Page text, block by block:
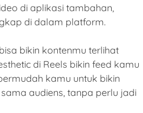
di aplikasi tambahan,
di dalam platform.
bikin kontenmu terlihat
di Reels bikin feed kamu
kamu untuk bikin
audiens, tanpa perlu jadi